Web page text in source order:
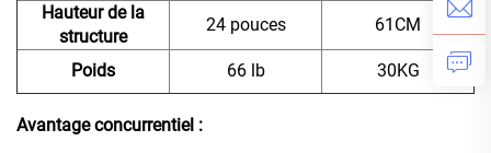
Hauteur de la
structure
24 pouces 61CM
Poids 66 lb 30KG
Avantage concurrentiel :